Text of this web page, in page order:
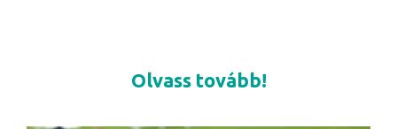
Olvass tovább!